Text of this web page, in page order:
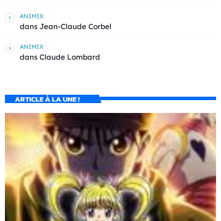
ANIMIX
dans Jean-Claude Corbel
ANIMIX
dans Claude Lombard
ARTICLE À LA UNE !